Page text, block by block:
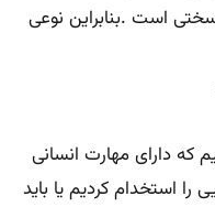
است .بنابراین نوعی
که دارای مهارت انسانی
استخدام کردیم یا باید